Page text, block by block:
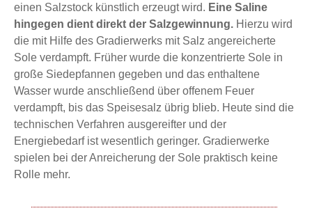
einen Salzstock künstlich erzeugt wird. Eine Saline
hingegen dient direkt der Salzgewinnung. Hierzu wird
die mit Hilfe des Gradierwerks mit Salz angereicherte
Sole verdampft. Früher wurde die konzentrierte Sole in
große Siedepfannen gegeben und das enthaltene
Wasser wurde anschließend über offenem Feuer
verdampft, bis das Speisesalz übrig blieb. Heute sind die
technischen Verfahren ausgereifter und der
Energiebedarf ist wesentlich geringer. Gradierwerke
spielen bei der Anreicherung der Sole praktisch keine
Rolle mehr.